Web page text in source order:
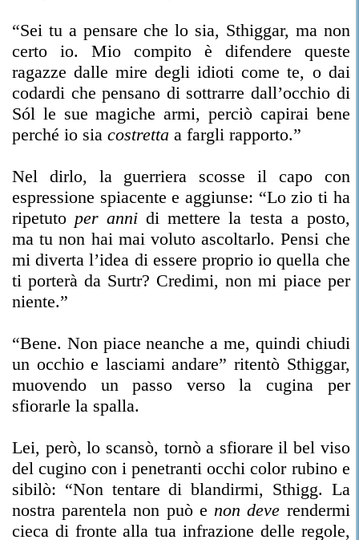
“Sei tu a pensare che lo sia, Sthiggar, ma non
certo io. Mio compito è difendere queste
ragazze dalle mire degli idioti come te, o dai
codardi che pensano di sottrarre dall’occhio di
Sól le sue magiche armi, perciò capirai bene
perché io sia costretta a fargli rapporto.”
Nel dirlo, la guerriera scosse il capo con
espressione spiacente e aggiunse: “Lo zio ti ha
ripetuto per anni di mettere la testa a posto,
ma tu non hai mai voluto ascoltarlo. Pensi che
mi diverta l’idea di essere proprio io quella che
ti porterà da Surtr? Credimi, non mi piace per
niente.”
“Bene. Non piace neanche a me, quindi chiudi
un occhio e lasciami andare” ritentò Sthiggar,
muovendo un passo verso la cugina per
sfiorarle la spalla.
Lei, però, lo scansò, tornò a sfiorare il bel viso
del cugino con i penetranti occhi color rubino e
sibilò: “Non tentare di blandirmi, Sthigg. La
nostra parentela non può enon deve rendermi
cieca di fronte alla tua infrazione delle regole,